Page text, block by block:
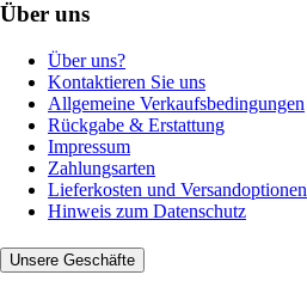
Über uns
Über uns?
Kontaktieren Sie uns
Allgemeine Verkaufsbedingungen
Rückgabe & Erstattung
Impressum
Zahlungsarten
Lieferkosten und Versandoptionen
Hinweis zum Datenschutz
Unsere Geschäfte